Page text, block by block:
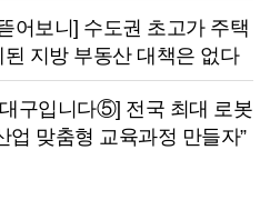
어보니] 수도권 초고가 주택
지방 부동산 대책은 없다
구입니다⑤] 전국 최대 로봇
업 맞춤형 교육과정 만들자”